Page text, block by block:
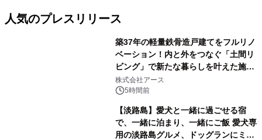
人気のプレスリリース
築37年の軽量鉄骨造戸建てをフルリノ
ベーション！内と外をつなぐ「土間リ
ビング」で新たな暮らしを叶えた施工
事例を株式会社アースが公開
株式会社アース
5時間前
【淡路島】愛犬と一緒に過ごせる宿
で、一緒に泊まり、一緒にご飯 愛犬専
用の淡路島グルメ、ドッグランにミニ